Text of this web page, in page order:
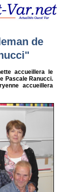
de
accueillera le
Pascale Ranucci.
accueillera